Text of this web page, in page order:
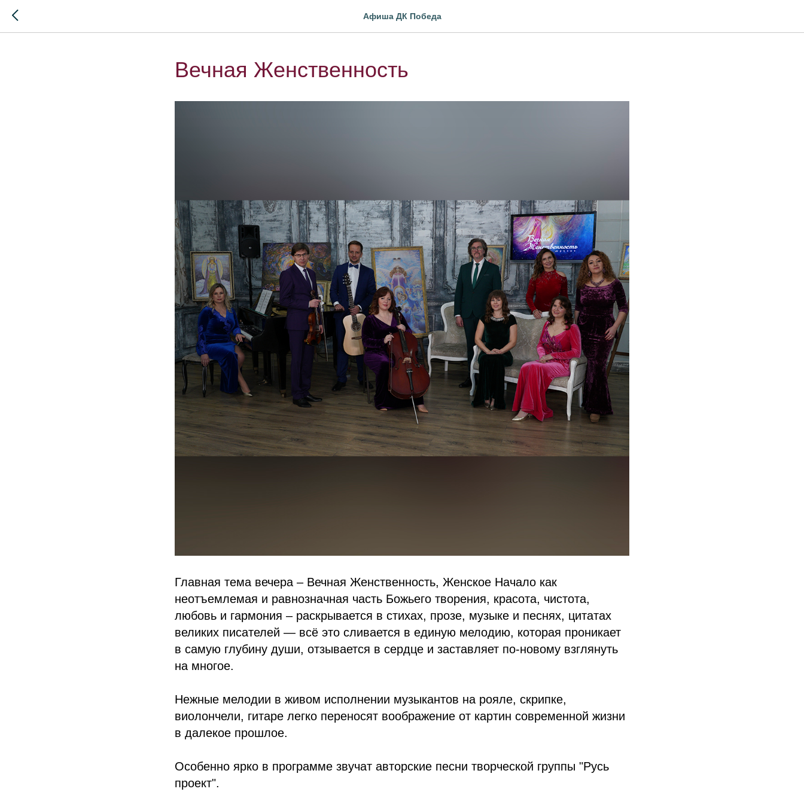
Афиша ДК Победа
Вечная Женственность
Главная тема вечера – Вечная Женственность, Женское Начало как
неотъемлемая и равнозначная часть Божьего творения, красота, чистота,
любовь и гармония – раскрывается в стихах, прозе, музыке и песнях, цитатах
великих писателей — всё это сливается в единую мелодию, которая проникает
в самую глубину души, отзывается в сердце и заставляет по-новому взглянуть
на многое.
Нежные мелодии в живом исполнении музыкантов на рояле, скрипке,
виолончели, гитаре легко переносят воображение от картин современной жизни
в далекое прошлое.
Особенно ярко в программе звучат авторские песни творческой группы "Русь
проект".